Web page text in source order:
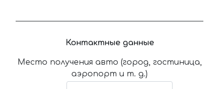
Контактные данные
Место получения авто (город, гостиница,
аэропорт и т. д.)